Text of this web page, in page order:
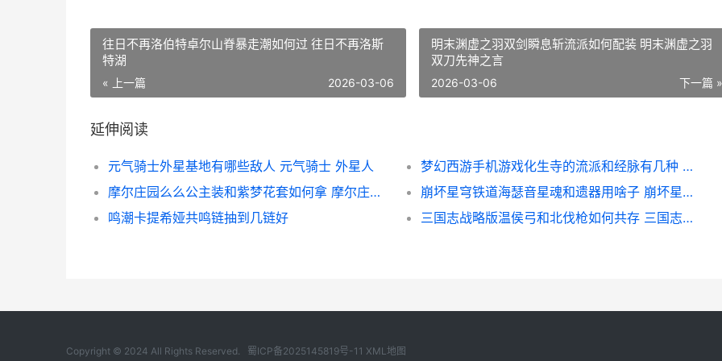
往日不再洛伯特卓尔山脊暴走潮如何过 往日不再洛斯
特湖
« 上一篇 2026-03-06
明末渊虚之羽双剑瞬息斩流派如何配装 明末渊虚之羽
双刀先神之言
下一篇 »
2026-03-06
延伸阅读
元气骑士外星基地有哪些敌人 元气骑士 外星人
梦幻西游手机游戏化生寺的流派和经脉有几种 梦幻西游手机游苹果
摩尔庄园么么公主装和紫梦花套如何拿 摩尔庄园么么公主生日
崩坏星穹铁道海瑟音星魂和遗器用啥子 崩坏星穹铁道海盗占领列车
鸣潮卡提希娅共鸣链抽到几链好
三国志战略版温侯弓和北伐枪如何共存 三国志战略版温侯吕布
Copyright © 2024 All Rights Reserved. 蜀ICP备2025145819号-11 XML地图